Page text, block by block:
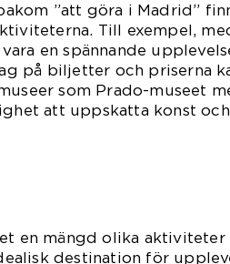
”att göra i Madrid”
Till exempel,
en spännande
på biljetter och priserna
som Prado-museet
att uppskatta konst
en mängd olika
destination för